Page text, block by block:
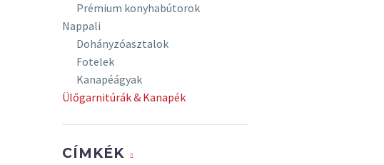
Prémium konyhabútorok
Nappali
Dohányzóasztalok
Fotelek
Kanapéágyak
Ülőgarnitúrák & Kanapék
CÍMKÉK